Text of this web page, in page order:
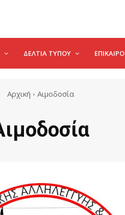
ΔΕΛΤΊΑ ΤΎΠΟΥ
Αρχική Αιμοδοσία